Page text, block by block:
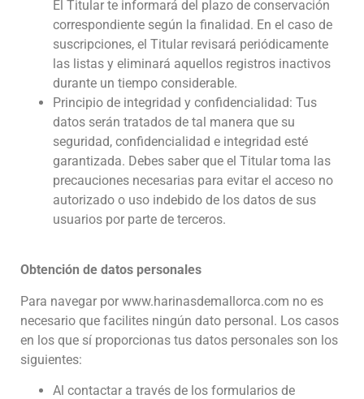
El Titular te informará del plazo de conservación
correspondiente según la finalidad. En el caso de
suscripciones, el Titular revisará periódicamente
las listas y eliminará aquellos registros inactivos
durante un tiempo considerable.
Principio de integridad y confidencialidad: Tus
datos serán tratados de tal manera que su
seguridad, confidencialidad e integridad esté
garantizada. Debes saber que el Titular toma las
precauciones necesarias para evitar el acceso no
autorizado o uso indebido de los datos de sus
usuarios por parte de terceros.
Obtención de datos personales
Para navegar por www.harinasdemallorca.com no es
necesario que facilites ningún dato personal. Los casos
en los que sí proporcionas tus datos personales son los
siguientes:
Al contactar a través de los formularios de